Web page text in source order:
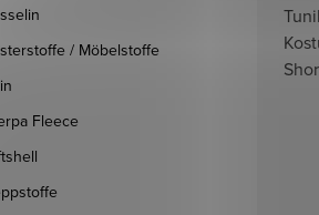
/ Möbelstoffe
Fleece